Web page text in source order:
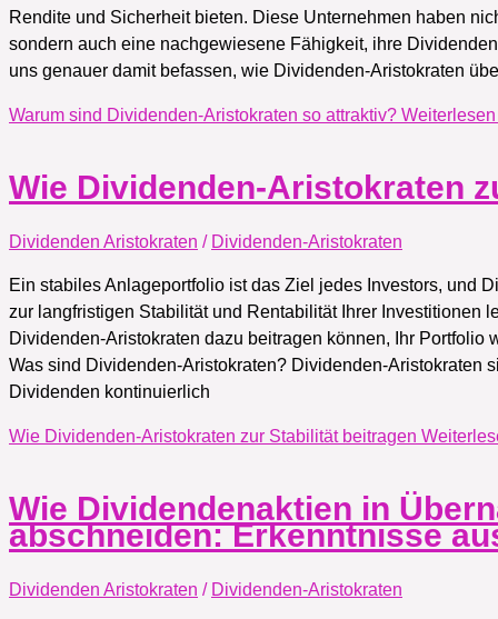
Rendite und Sicherheit bieten. Diese Unternehmen haben
sondern auch eine nachgewiesene Fähigkeit, ihre
uns genauer damit befassen, wie Dividenden-Aristokraten
Warum sind Dividenden-Aristokraten so attraktiv?
Wie Dividenden-Aristokraten
Dividenden Aristokraten / Dividenden-Aristokraten
Ein stabiles Anlageportfolio ist das Ziel jedes Investors, und
zur langfristigen Stabilität und Rentabilität Ihrer Investitionen
Dividenden-Aristokraten dazu beitragen können, Ihr
Was sind Dividenden-Aristokraten? Dividenden-Aristokraten
Dividenden kontinuierlich
Wie Dividenden-Aristokraten zur Stabilität beitragen
Wie Dividendenaktien in
abschneiden: Erkenntnisse
Dividenden Aristokraten / Dividenden-Aristokraten